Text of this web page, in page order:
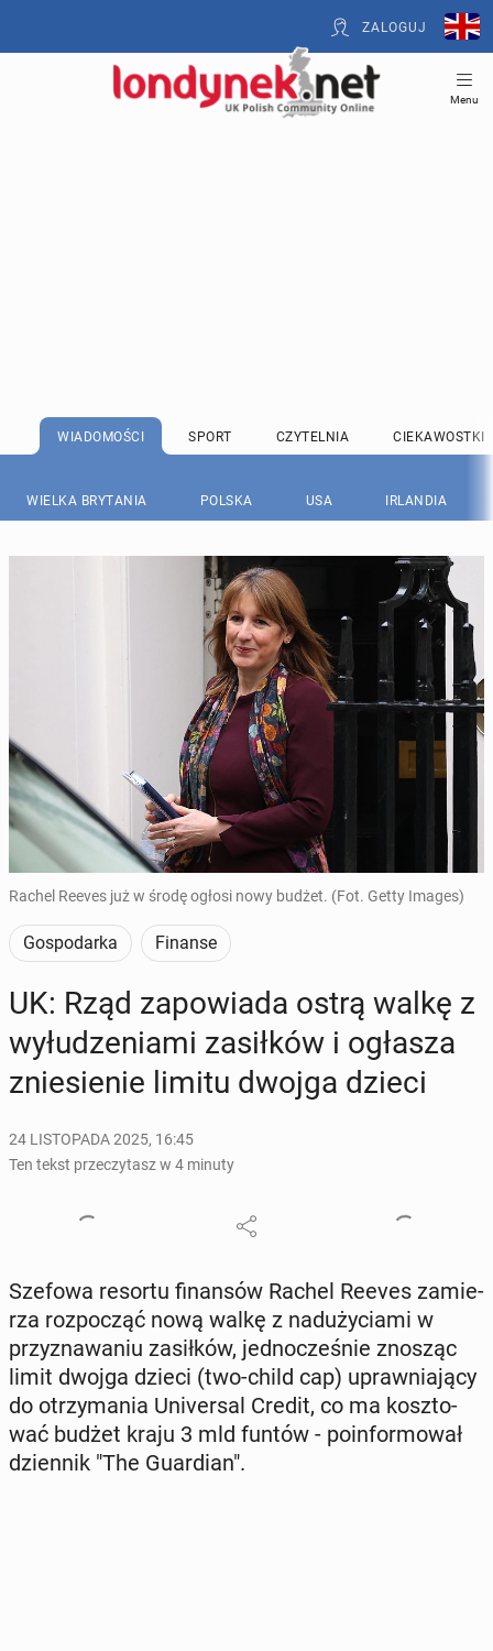
ZALOGUJ
Menu
WIADOMOŚCI SPORT CZYTELNIA CIEKAWOSTKI
WIELKA BRYTANIA POLSKA USA IRLANDIA
Rachel Reeves już w środę ogłosi nowy budżet. (Fot. Getty Images)
Gospodarka Finanse
UK: Rząd za­po­wia­da ostrą walkę z
wy­łu­dze­nia­mi za­sił­ków i ogłasza
znie­sie­nie limitu dwojga dzieci
24 LISTOPADA 2025, 16:45
Ten tekst przeczytasz w 4 minuty
Szefowa resortu fi­nan­sów Rachel Reeves za­mie­
rza roz­po­cząć nową walkę z nad­uży­cia­mi w
przy­zna­wa­niu za­sił­ków, jed­no­cze­śnie znosząc
limit dwojga dzieci (two-child cap) upraw­nia­ją­cy
do otrzy­ma­nia Uni­ver­sal Credit, co ma kosz­to­
wać budżet kraju 3 mld funtów - po­in­for­mo­wał
dzien­nik "The Gu­ar­dian".